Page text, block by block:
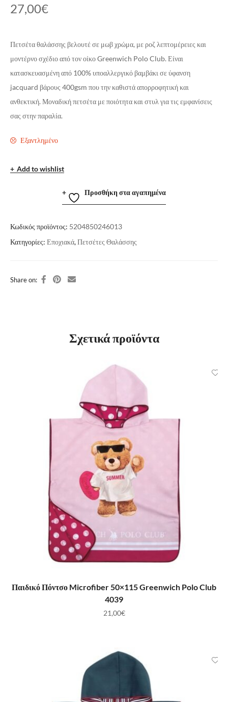
27,00€
Πετσέτα θαλάσσης βελουτέ σε μωβ χρώμα, με ροζ λεπτομέρειες και
μοντέρνο σχέδιο από τον οίκο Greenwich Polo Club. Είναι
κατασκευασμένη από 100% υποαλλεργικό βαμβάκι σε ύφανση
jacquard βάρους 400gsm που την καθιστά απορροφητική και
ανθεκτική. Μοναδική πετσέτα με ποιότητα και στυλ για τις εμφανίσεις
σας στην παραλία.
Εξαντλημένο
Add to wishlist
Προσθήκη στα αγαπημένα
Κωδικός προϊόντος: 5204850246013
Κατηγορίες: Εποχιακά,Πετσέτες Θαλάσσης
Share on:
Σχετικά προϊόντα
ΠΡΟΣΘΉΚΗ ΣΤΟ ΚΑΛΆΘΙ
Παιδικό Πόντσο Microfiber 50×115 Greenwich Polo Club
4039
21,00€